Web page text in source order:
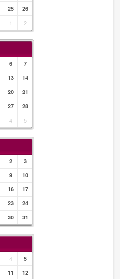
25
26
1 2
6
7
13
14
20
21
27
28
4 5
2
3
9
10
16
17
23
24
30 31
4
5
11
12